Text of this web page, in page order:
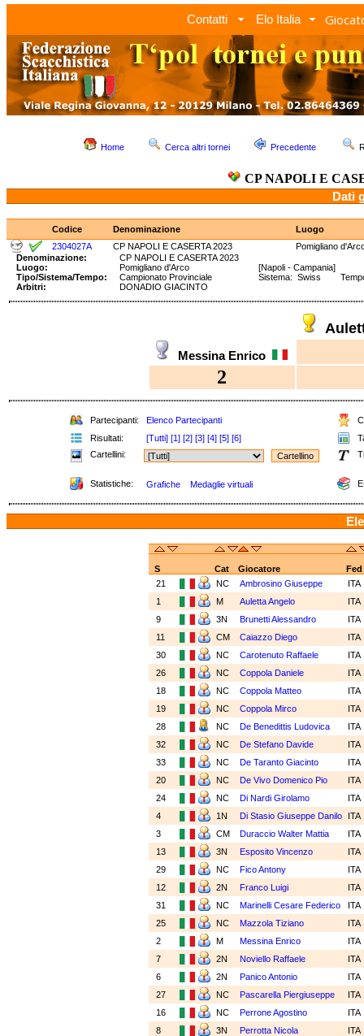
Contatti Elo Italia
Home Cerca altri tornei Precedente
CP NAPOLI E
Dati
Codice Denominazione
Luogo
2304027A
CP NAPOLI E CASERTA 2023
Pomigliano
Denominazione:
CP NAPOLI E CASERTA 2023
Luogo:
Pomigliano d'Arco
[Napoli - Campania]
Tipo/Sistema/Tempo:
Campionato Provinciale
Sistema: Swiss
Arbitri:
DONADIO GIACINTO
Messina Enrico
2
Partecipanti: Elenco Partecipanti
Risultati:
[Tutti] [1] [2] [3] [4] [5] [6]
Cartellini:
Statistiche: Grafiche Medaglie virtuali
S Cat Giocatore
Fed
21
NC Ambrosino Giuseppe
ITA
1
M Auletta Angelo
ITA
9
3N Brunetti Alessandro
ITA
11
CM Caiazzo Diego
ITA
30
NC Carotenuto Raffaele
ITA
26
NC Coppola Daniele
ITA
18
NC Coppola Matteo
ITA
19
NC Coppola Mirco
ITA
28
NC De Benedittis Ludovica
ITA
32
NC De Stefano Davide
ITA
33
NC De Taranto Giacinto
ITA
20
NC De Vivo Domenico Pio
ITA
24
NC Di Nardi Girolamo
ITA
4
1N Di Stasio Giuseppe Danilo
ITA
3
CM Duraccio Walter Mattia
ITA
13
3N Esposito Vincenzo
ITA
29
NC Fico Antony
ITA
12
2N Franco Luigi
ITA
31
NC Marinelli Cesare Federico
ITA
25
NC Mazzola Tiziano
ITA
2
M Messina Enrico
ITA
7
2N Noviello Raffaele
ITA
6
2N Panico Antonio
ITA
27
NC Pascarella Piergiuseppe
ITA
16
NC Perrone Agostino
ITA
8
3N Perrotta Nicola
ITA